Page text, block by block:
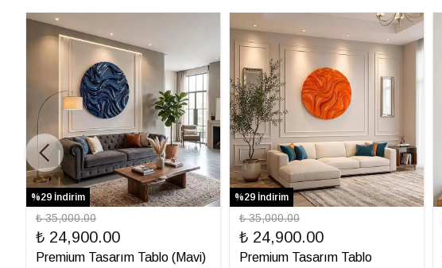
%29 İndirim
₺ 35,000.00
₺ 24,900.00
Premium Tasarım Tablo (Mavi)
%29 İndirim
₺ 35,000.00
₺ 24,900.00
Premium Tasarım Tablo